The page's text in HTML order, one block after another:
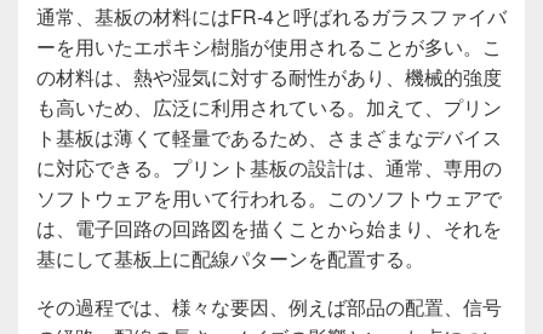
通常、基板の材料にはFR-4と呼ばれるガラスファイバ
ーを用いたエポキシ樹脂が使用されることが多い。こ
の材料は、熱や湿気に対する耐性があり、機械的強度
も高いため、広泛に利用されている。加えて、プリン
ト基板は薄くて軽量であるため、さまざまなデバイス
に対応できる。プリント基板の設計は、通常、専用の
ソフトウェアを用いて行われる。このソフトウェアで
は、電子回路の回路図を描くことから始まり、それを
基にして基板上に配線パターンを配置する。
その過程では、様々な要因、例えば部品の配置、信号